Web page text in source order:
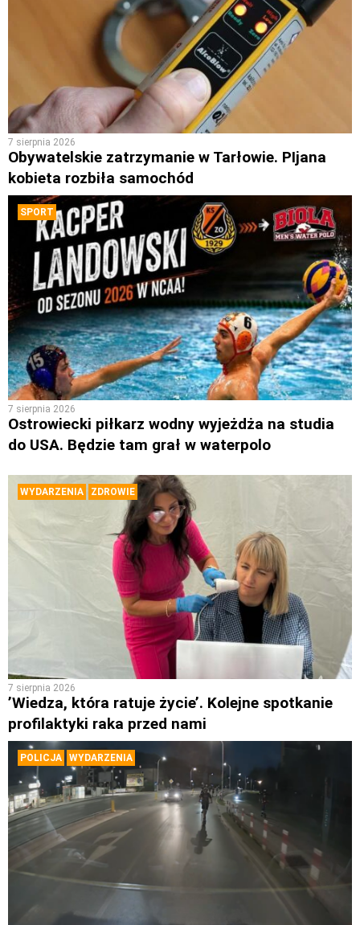
7 sierpnia 2026
Obywatelskie zatrzymanie w Tarłowie. PIjana
kobieta rozbiła samochód
SPORT
7 sierpnia 2026
Ostrowiecki piłkarz wodny wyjeżdża na studia
do USA. Będzie tam grał w waterpolo
WYDARZENIA ZDROWIE
7 sierpnia 2026
’Wiedza, która ratuje życie’. Kolejne spotkanie
profilaktyki raka przed nami
POLICJA WYDARZENIA